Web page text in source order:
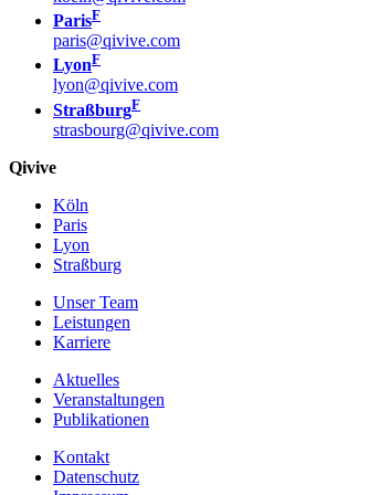
ParisF
paris@qivive.com
LyonF
lyon@qivive.com
StraßburgF
strasbourg@qivive.com
Qivive
Köln
Paris
Lyon
Straßburg
Unser Team
Leistungen
Karriere
Aktuelles
Veranstaltungen
Publikationen
Kontakt
Datenschutz